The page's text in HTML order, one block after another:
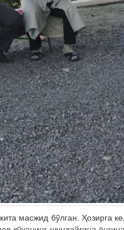
масжид бўлган. Ҳозирга